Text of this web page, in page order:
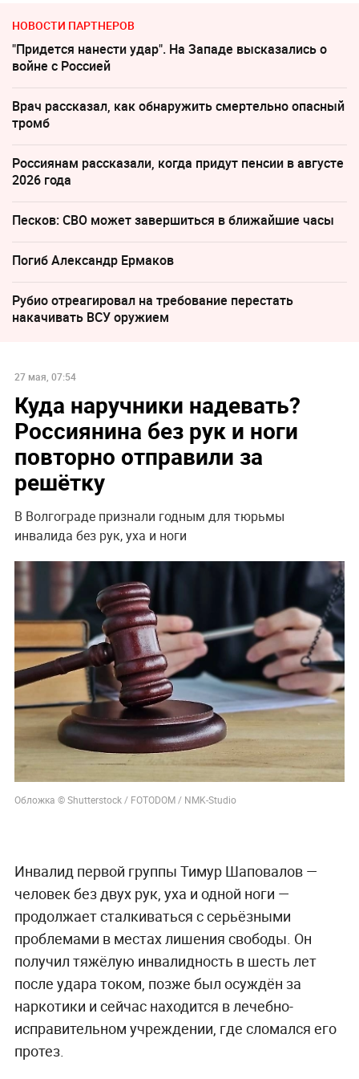
НОВОСТИ ПАРТНЕРОВ
"Придется нанести удар". На Западе высказались о
войне с Россией
Врач рассказал, как обнаружить смертельно опасный
тромб
Россиянам рассказали, когда придут пенсии в августе
2026 года
Песков: СВО может завершиться в ближайшие часы
Погиб Александр Ермаков
Рубио отреагировал на требование перестать
накачивать ВСУ оружием
27 мая, 07:54
Куда наручники надевать?
Россиянина без рук и ноги
повторно отправили за
решётку
В Волгограде признали годным для тюрьмы
инвалида без рук, уха и ноги
Обложка © Shutterstock / FOTODOM / NMK-Studio
Инвалид первой группы Тимур Шаповалов —
человек без двух рук, уха и одной ноги —
продолжает сталкиваться с серьёзными
проблемами в местах лишения свободы. Он
получил тяжёлую инвалидность в шесть лет
после удара током, позже был осуждён за
наркотики и сейчас находится в лечебно-
исправительном учреждении, где сломался его
протез.